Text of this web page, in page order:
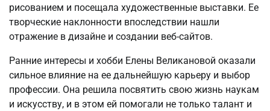
рисованием и посещала художественные выставки. Ее
творческие наклонности впоследствии нашли
отражение в дизайне и создании веб-сайтов.
Ранние интересы и хобби Елены Великановой оказали
сильное влияние на ее дальнейшую карьеру и выбор
профессии. Она решила посвятить свою жизнь наукам
и искусству, и в этом ей помогали не только талант и